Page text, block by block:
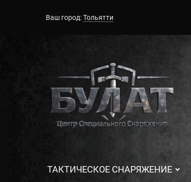
Ваш город:Тольятти
ТАКТИЧЕСКОЕ СНАРЯЖЕНИЕ